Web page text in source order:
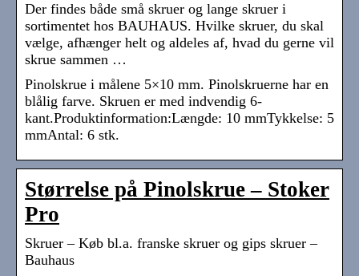
Der findes både små skruer og lange skruer i
sortimentet hos BAUHAUS. Hvilke skruer, du skal
vælge, afhænger helt og aldeles af, hvad du gerne vil
skrue sammen …
Pinolskrue i målene 5×10 mm. Pinolskruerne har en
blålig farve. Skruen er med indvendig 6-
kant.Produktinformation:Længde: 10 mmTykkelse: 5
mmAntal: 6 stk.
Størrelse på Pinolskrue – Stoker
Pro
Skruer – Køb bl.a. franske skruer og gips skruer –
Bauhaus